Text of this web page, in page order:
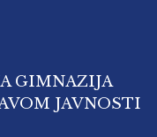
GIMNAZIJA
JAVNOSTI